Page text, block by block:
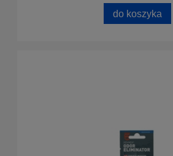
do koszyka